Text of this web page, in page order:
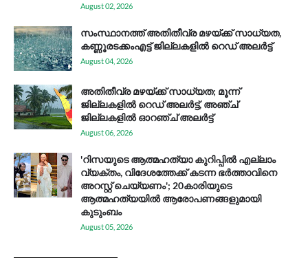
August 02, 2026
സം​സ്ഥാ​ന​ത്ത് അ​തി​തീ​വ്ര മ​ഴ​യ്ക്ക് സാ​ധ്യ​ത,
കണ്ണൂരടക്കംഎ​ട്ട് ജി​ല്ല​ക​ളി​ൽ റെ​ഡ് അ​ലർ​ട്ട്
August 04, 2026
അതിതീവ്ര മഴയ്ക്ക് സാധ്യത; മൂന്ന്
ജില്ലകളിൽ റെഡ് അലർട്ട്, അഞ്ച്
ജില്ലകളിൽ ഓറഞ്ച് അലർട്ട്
August 06, 2026
'റിസയുടെ ആത്മഹത്യാ കുറിപ്പിൽ എല്ലാം
വ്യക്തം, വിദേശത്തേക്ക് കടന്ന ഭർത്താവിനെ
അറസ്റ്റ് ചെയ്യണം'; 20കാരിയുടെ
ആത്മഹത്യയിൽ ആരോപണങ്ങളുമായി
കുടുംബം
August 05, 2026